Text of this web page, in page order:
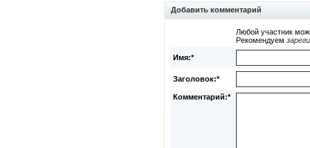
Добавить комментарий
Любой участник
Рекомендуем
Имя:*
Заголовок:*
Комментарий:*